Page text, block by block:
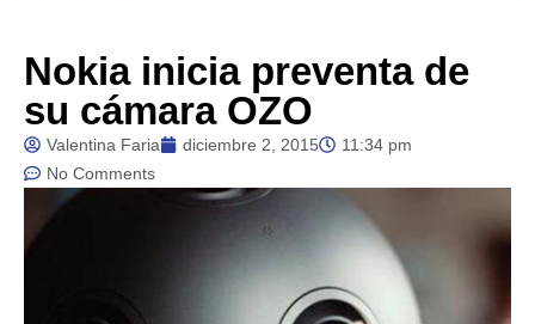
Nokia inicia preventa de
su cámara OZO
Valentina Faria diciembre 2, 2015
11:34 pm
No Comments